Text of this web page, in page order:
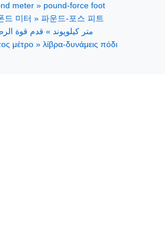
meter » pound-force foot
드 미터 » 파운드-포스 피트
متر كيلوپوند » قدم قوة
μέτρο » λίβρα-δυνάμεις πόδι